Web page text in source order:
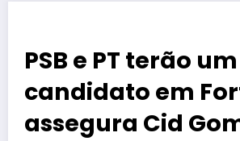
PSB e PT terão
candidato em
assegura Cid